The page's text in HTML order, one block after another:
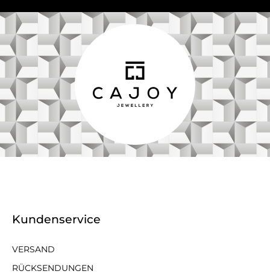
Kundenservice
VERSAND
RÜCKSENDUNGEN